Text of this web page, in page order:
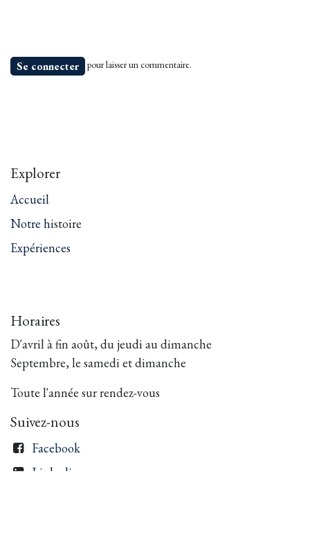
Se connecter pour laisser un commentaire.
Explorer
Accueil
Notre histoire
Expériences
Horaires
D'avril à fin août, du jeudi au dimanche
Septembre, le samedi et dimanche
Toute l'année sur rendez-vous
Suivez-nous
Facebook
Linkedin